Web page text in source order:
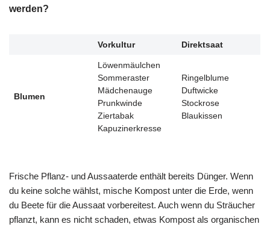
werden?
Vorkultur Direktsaat
Blumen
Löwenmäulchen
Sommeraster
Mädchenauge
Prunkwinde
Ziertabak
Kapuzinerkresse
Ringelblume
Duftwicke
Stockrose
Blaukissen
Frische Pflanz- und Aussaaterde enthält bereits Dünger. Wenn
du keine solche wählst, mische Kompost unter die Erde, wenn
du Beete für die Aussaat vorbereitest. Auch wenn du Sträucher
pflanzt, kann es nicht schaden, etwas Kompost als organischen